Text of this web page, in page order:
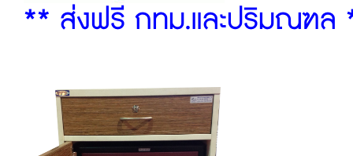
** ส่งฟรี กทม.และปริมณฑล